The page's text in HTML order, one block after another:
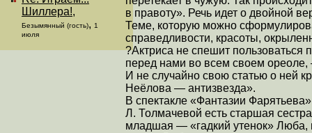
Шиллера!,
Безымянный (гость), 1
июля
в правоту». Речь идет о двойной
Теме, которую можно
справедливости, красоты,
?Актриса не спешит пользоваться
перед нами во всем своем
И не случайно свою статью о ней
Неёлова — антизвезда».
В спектакле «Фантазии
Л. Толмачевой есть старшая
младшая — «гадкий утенок» Люба,